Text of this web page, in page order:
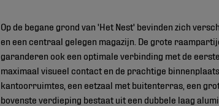
Op de begane grond van 'Het Nest' bevinden zich
en een centraal gelegen magazijn. De grote
garanderen ook een optimale verbinding met de
maximaal visueel contact en de prachtige
kantoorruimtes, een eetzaal met buitenterras, een
bovenste verdieping bestaat uit een dubbele laag